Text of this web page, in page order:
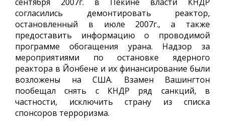
согласились демонтировать реактор,
остановленный в июле 2007г., а также
предоставить информацию о проводимой
программе обогащения урана. Надзор за
мероприятиями по остановке ядерного
реактора в Йонбене и их финансирование были
возложены на США. Взамен Вашингтон
пообещал снять с КНДР ряд санкций, в
частности, исключить страну из списка
спонсоров терроризма.